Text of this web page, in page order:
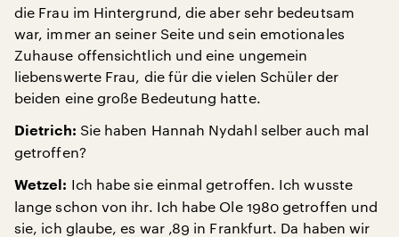
die Frau im Hintergrund, die aber sehr bedeutsam
war, immer an seiner Seite und sein emotionales
Zuhause offensichtlich und eine ungemein
liebenswerte Frau, die für die vielen Schüler der
beiden eine große Bedeutung hatte.
Dietrich: Sie haben Hannah Nydahl selber auch mal
getroffen?
Wetzel: Ich habe sie einmal getroffen. Ich wusste
lange schon von ihr. Ich habe Ole 1980 getroffen und
sie, ich glaube, es war ‚89 in Frankfurt. Da haben wir